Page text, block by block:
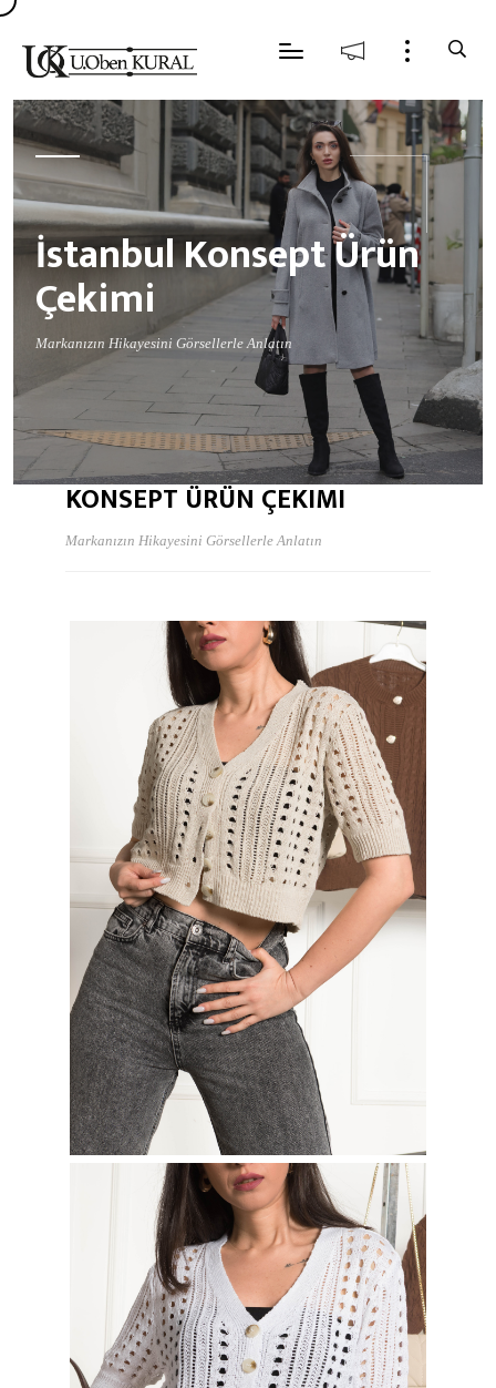
İstanbul Konsept Ürün
Çekimi
Markanızın Hikayesini Görsellerle Anlatın
KONSEPT ÜRÜN ÇEKIMI
Markanızın Hikayesini Görsellerle Anlatın